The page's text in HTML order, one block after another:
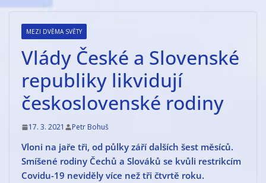
Přeskočit
obsah MEZI DVĚMA SVĚTY
Vlády České a Slovenské
republiky likvidují
československé rodiny
17. 3. 2021 Petr Bohuš
Vloni na jaře tři, od půlky září dalších šest měsíců.
Smíšené rodiny Čechů a Slováků se kvůli restrikcím
Covidu-19 neviděly více než tři čtvrtě roku.